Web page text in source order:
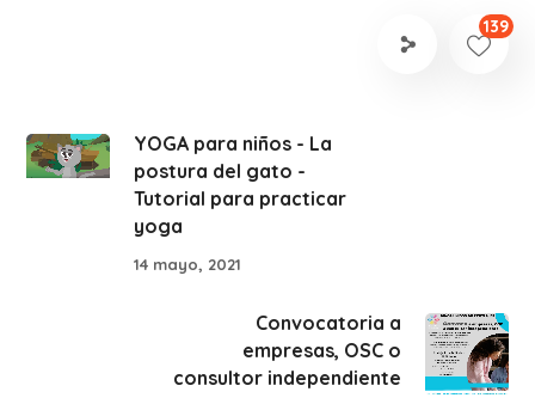
139
YOGA para niños - La
postura del gato -
Tutorial para practicar
yoga
14 mayo, 2021
Convocatoria a
empresas, OSC o
consultor independiente